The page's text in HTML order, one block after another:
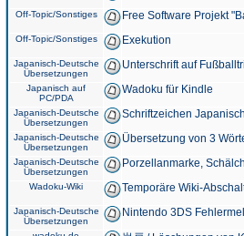
Off-Topic/Sonstiges Free Software Projekt
Off-Topic/Sonstiges Exekution
Japanisch-Deutsche
Übersetzungen
Unterschrift auf
Japanisch auf
PC/PDA
Wadoku für Kindle
Japanisch-Deutsche
Übersetzungen
Schriftzeichen
Japanisch-Deutsche
Übersetzungen
Übersetzung von 3
Japanisch-Deutsche
Übersetzungen
Porzellanmarke,
Wadoku-Wiki Temporäre Wiki-
Japanisch-Deutsche
Übersetzungen
Nintendo 3DS